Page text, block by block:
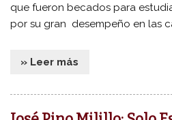
que fueron becados para
por su gran desempeño en las
» Leer más